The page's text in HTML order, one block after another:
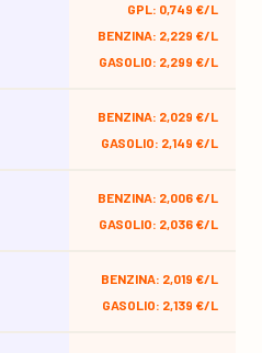
GPL: 0,749 €/L
BENZINA: 2,229 €/L
GASOLIO: 2,299 €/L
BENZINA: 2,029 €/L
GASOLIO: 2,149 €/L
BENZINA: 2,006 €/L
GASOLIO: 2,036 €/L
BENZINA: 2,019 €/L
GASOLIO: 2,139 €/L